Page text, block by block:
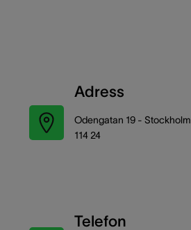
Adress
Odengatan 19 - Stockholm
114 24
Telefon